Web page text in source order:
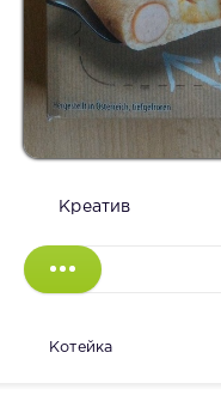
Креатив
Котейка